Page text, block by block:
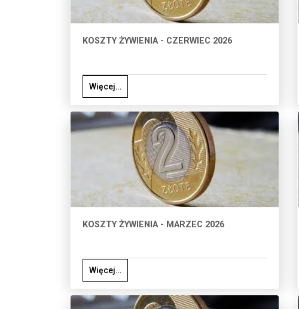
KOSZTY ŻYWIENIA - CZERWIEC 2026
Więcej…
KOSZTY ŻYWIENIA - MARZEC 2026
Więcej…